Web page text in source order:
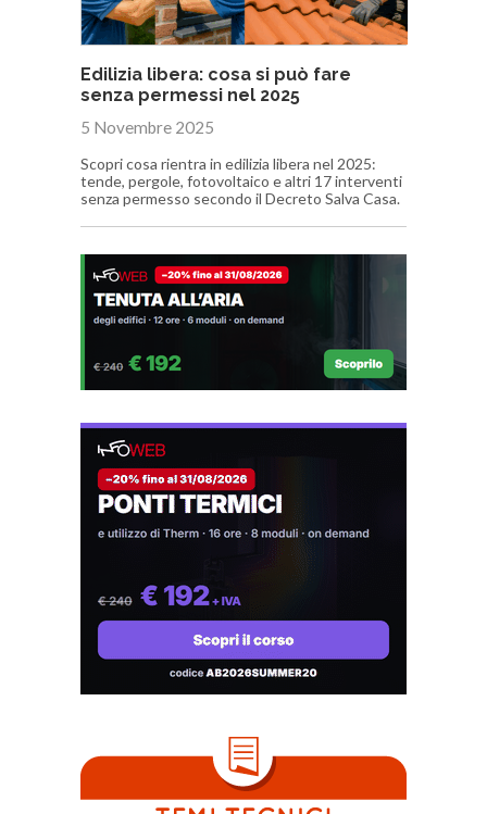
Edilizia libera: cosa si può fare
senza permessi nel 2025
5 Novembre 2025
Scopri cosa rientra in edilizia libera nel 2025:
tende, pergole, fotovoltaico e altri 17 interventi
senza permesso secondo il Decreto Salva Casa.